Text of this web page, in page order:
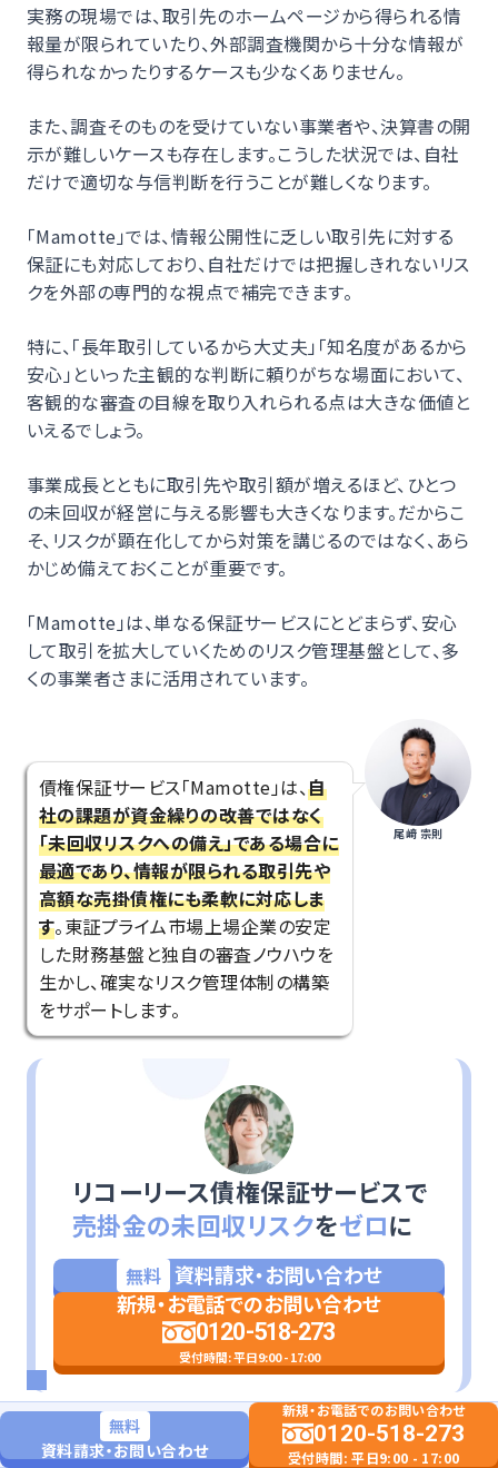
実務の現場では、取引先のホームページから得られる情
報量が限られていたり、外部調査機関から十分な情報が
得られなかったりするケースも少なくありません。
また、調査そのものを受けていない事業者や、決算書の開
示が難しいケースも存在します。こうした状況では、自社
だけで適切な与信判断を行うことが難しくなります。
「Mamotte」では、情報公開性に乏しい取引先に対する
保証にも対応しており、自社だけでは把握しきれないリス
クを外部の専門的な視点で補完できます。
特に、「長年取引しているから大丈夫」「知名度があるから
安心」といった主観的な判断に頼りがちな場面において、
客観的な審査の目線を取り入れられる点は大きな価値と
いえるでしょう。
事業成長とともに取引先や取引額が増えるほど、ひとつ
の未回収が経営に与える影響も大きくなります。だからこ
そ、リスクが顕在化してから対策を講じるのではなく、あら
かじめ備えておくことが重要です。
「Mamotte」は、単なる保証サービスにとどまらず、安心
して取引を拡大していくためのリスク管理基盤として、多
くの事業者さまに活用されています。
債権保証サービス「Mamotte」は、自
社の課題が資金繰りの改善ではなく
「未回収リスクへの備え」である場合に
最適であり、情報が限られる取引先や
高額な売掛債権にも柔軟に対応しま
す。東証プライム市場上場企業の安定
した財務基盤と独自の審査ノウハウを
生かし、確実なリスク管理体制の構築
をサポートします。
尾﨑 宗則
リコーリース債権保証サービスで
売掛金の未回収リスクをゼロに
無料 資料請求・お問い合わせ
新規・お電話でのお問い合わせ
0120-518-273
受付時間: 平日9:00 - 17:00
まとめ
無料
資料請求・お問い合わせ
新規・お電話でのお問い合わせ
0120-518-273
受付時間: 平日9:00 - 17:00